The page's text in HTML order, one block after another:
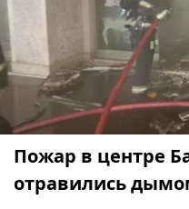
Пожар в центре
отравились